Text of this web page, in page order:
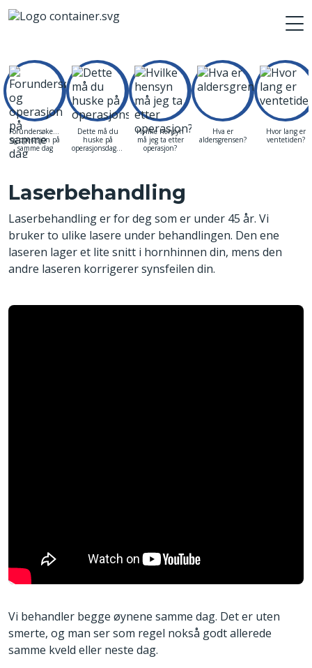
Forundersøkelse
og operasjon på
samme dag
Dette må du
huske på
operasjonsdagen
Hvilke hensyn
må jeg ta etter
operasjon?
Hva er
aldersgrensen?
Hvor lang er
ventetiden?
Laserbehandling
Laserbehandling er for deg som er under 45 år. Vi
bruker to ulike lasere under behandlingen. Den ene
laseren lager et lite snitt i hornhinnen din, mens den
andre laseren korrigerer synsfeilen din.
Vi behandler begge øynene samme dag. Det er uten
smerte, og man ser som regel nokså godt allerede
samme kveld eller neste dag.